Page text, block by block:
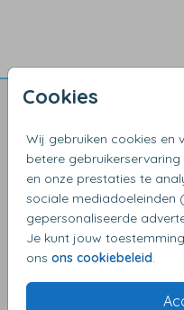
Cookies
Wij gebruiken cookies en
betere
en onze prestaties te
sociale mediadoeleinden
gepersonaliseerde
Je kunt jouw
ons ons cookiebeleid
Zakelijke klanten
Algemene Informatie